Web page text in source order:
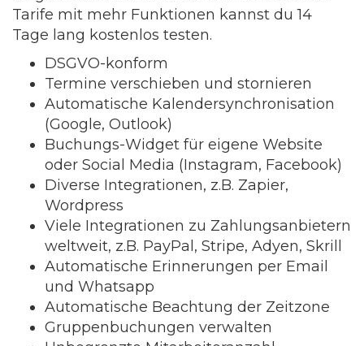
Tarife mit mehr Funktionen kannst du 14
Tage lang kostenlos testen.
DSGVO-konform
Termine verschieben und stornieren
Automatische Kalendersynchronisation
(Google, Outlook)
Buchungs-Widget für eigene Website
oder Social Media (Instagram, Facebook)
Diverse Integrationen, z.B. Zapier,
Wordpress
Viele Integrationen zu Zahlungsanbietern
weltweit, z.B. PayPal, Stripe, Adyen, Skrill
Automatische Erinnerungen per Email
und Whatsapp
Automatische Beachtung der Zeitzone
Gruppenbuchungen verwalten